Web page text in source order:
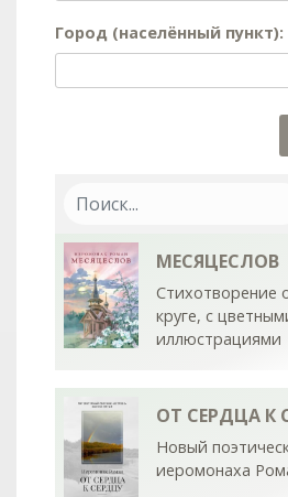
Город (населённый пункт):
МЕСЯЦЕСЛОВ
Стихотворение
круге, с
иллюстрациями
ОТ СЕРДЦА К
Новый
иеромонаха